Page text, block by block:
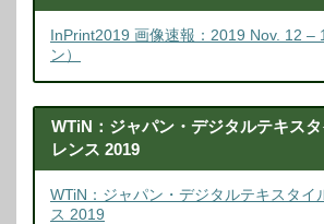
InPrint2019 画像速報：2019 Nov. 12 –
ン）
WTiN：ジャパン・デジタルテキス
レンス 2019
WTiN：ジャパン・デジタルテキスタイ
ス 2019